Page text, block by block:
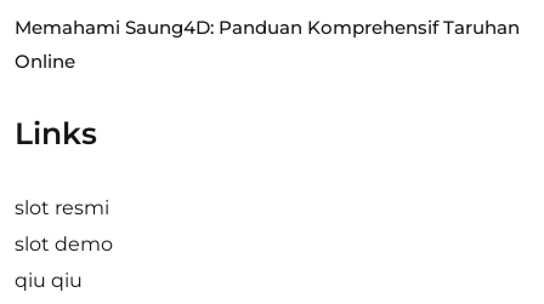
Memahami Saung4D: Panduan Komprehensif Taruhan
Online
Links
slot resmi
slot demo
qiu qiu